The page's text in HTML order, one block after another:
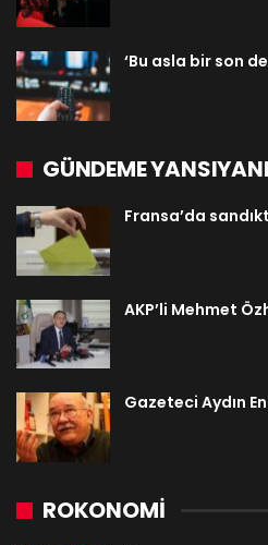
‘Bu asla bir son
GÜNDEME
Fransa’da
AKP’li Mehmet
Gazeteci Aydın
ROKONOMİ